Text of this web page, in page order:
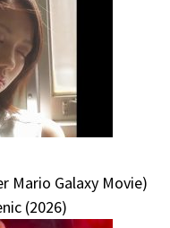
Mario Galaxy Movie)
(2026)